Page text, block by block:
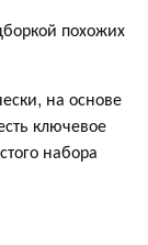
похожих
на основе
ключевое
набора